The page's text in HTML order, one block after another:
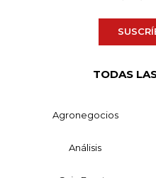
TODAS
Agronegocios
Análisis